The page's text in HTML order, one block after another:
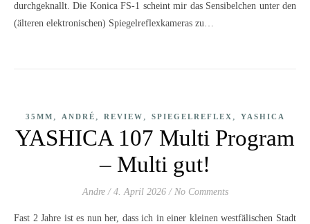
durchgeknallt. Die Konica FS-1 scheint mir das Sensibelchen unter den
(älteren elektronischen) Spiegelreflexkameras zu…
35MM , ANDRÉ , REVIEW , SPIEGELREFLEX , YASHICA
YASHICA 107 Multi Program
– Multi gut!
Andre / 4. April 2026 / No Comments
Fast 2 Jahre ist es nun her, dass ich in einer kleinen westfälischen Stadt